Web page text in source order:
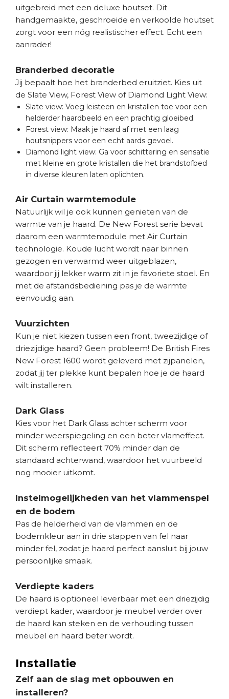
uitgebreid met een deluxe houtset. Dit
handgemaakte, geschroeide en verkoolde houtset
zorgt voor een nóg realistischer effect. Echt een
aanrader!
Branderbed decoratie
Jij bepaalt hoe het branderbed eruitziet. Kies uit
de Slate View, Forest View of Diamond Light View:
Slate view: Voeg leisteen en kristallen toe voor een
helderder haardbeeld en een prachtig gloeibed.
Forest view: Maak je haard af met een laag
houtsnippers voor een echt aards gevoel.
Diamond light view: Ga voor schittering en sensatie
met kleine en grote kristallen die het brandstofbed
in diverse kleuren laten oplichten.
Air Curtain warmtemodule
Natuurlijk wil je ook kunnen genieten van de
warmte van je haard. De New Forest serie bevat
daarom een warmtemodule met Air Curtain
technologie. Koude lucht wordt naar binnen
gezogen en verwarmd weer uitgeblazen,
waardoor jij lekker warm zit in je favoriete stoel. En
met de afstandsbediening pas je de warmte
eenvoudig aan.
Vuurzichten
Kun je niet kiezen tussen een front, tweezijdige of
driezijdige haard? Geen probleem! De British Fires
New Forest 1600 wordt geleverd met zijpanelen,
zodat jij ter plekke kunt bepalen hoe je de haard
wilt installeren.
Dark Glass
Kies voor het Dark Glass achter scherm voor
minder weerspiegeling en een beter vlameffect.
Dit scherm reflecteert 70% minder dan de
standaard achterwand, waardoor het vuurbeeld
nog mooier uitkomt.
Instelmogelijkheden van het vlammenspel
en de bodem
Pas de helderheid van de vlammen en de
bodemkleur aan in drie stappen van fel naar
minder fel, zodat je haard perfect aansluit bij jouw
persoonlijke smaak.
Verdiepte kaders
De haard is optioneel leverbaar met een driezijdig
verdiept kader, waardoor je meubel verder over
de haard kan steken en de verhouding tussen
meubel en haard beter wordt.
Installatie
Zelf aan de slag met opbouwen en
installeren?